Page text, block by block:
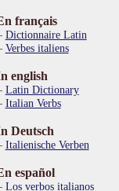
français
Dictionnaire Latin
Verbes italiens
english
Latin Dictionary
Italian Verbs
Deutsch
Italienische Verben
español
Los verbos italianos